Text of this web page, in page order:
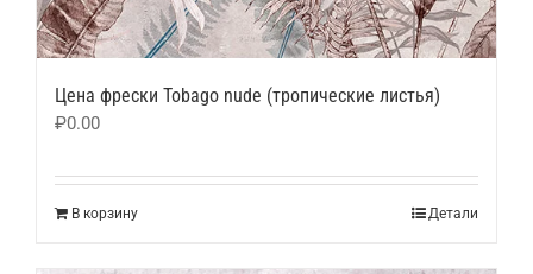
Цена фрески Tobago nude (тропические листья)
₽0.00
В корзину Детали